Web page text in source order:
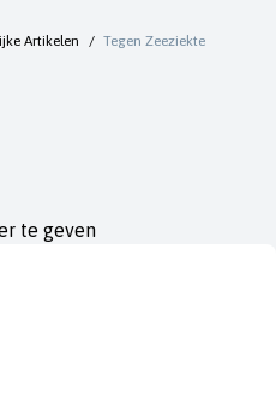
Artikelen / Tegen Zeeziekte
te geven